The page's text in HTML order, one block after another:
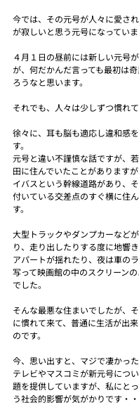
今では、その元号が人々に愛さ
が寂しいと思う元号になっていま
４月１日の昼前には新しい元号
が、何だかんだ言っても最初は
ろうなと思います。
それでも、人々は少しずつ慣れて
徐々に、耳も脳も適応し違和感
す。
元号と違い不謹慎な話ですが、
田に住んでいたことがあります
イバスという幹線道路があり、
付いている交差点のすぐ横に住
す。
大型トラックやダンプカーなど
り、走り出したりする度に地響
アパートが揺れたり、夜は車の
写って映画館の中のスクリーン
でした。
そんな最悪な住まいでしたが、
に慣れて来て、普通に生活が出
のです。
今、思い出すと、マジで凄かっ
テレビやマスコミが新元号につ
題を提供していますが、私にと
う社会的影響が気がかりです・・